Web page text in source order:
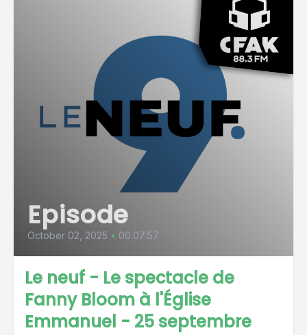
Episode
October 02, 2025 • 00:07:57
Le neuf - Le spectacle de
Fanny Bloom à l'Église
Emmanuel - 25 septembre